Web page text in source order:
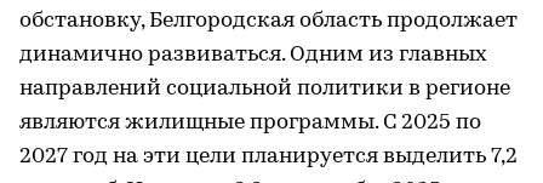
обстановку, Белгородская область продолжает
динамично развиваться. Одним из главных
направлений социальной политики в регионе
являются жилищные программы. С 2025 по
2027 год на эти цели планируется выделить 7,2